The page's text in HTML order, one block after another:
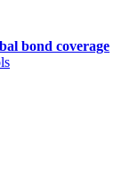
bond coverage